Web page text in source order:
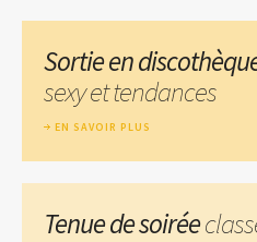
Sortie en
sexy et tendances
EN SAVOIR PLUS
Tenue de soirée